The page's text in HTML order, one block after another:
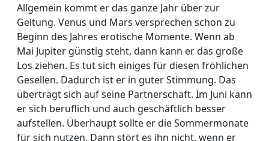
Allgemein kommt er das ganze Jahr über zur
Geltung. Venus und Mars versprechen schon zu
Beginn des Jahres erotische Momente. Wenn ab
Mai Jupiter günstig steht, dann kann er das große
Los ziehen. Es tut sich einiges für diesen fröhlichen
Gesellen. Dadurch ist er in guter Stimmung. Das
überträgt sich auf seine Partnerschaft. Im Juni kann
er sich beruflich und auch geschäftlich besser
aufstellen. Überhaupt sollte er die Sommermonate
für sich nutzen. Dann stört es ihn nicht, wenn er